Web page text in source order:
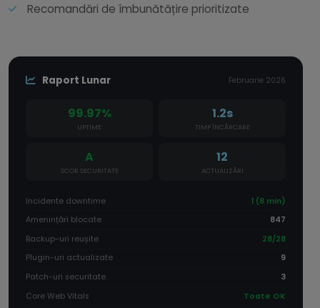
Recomandări de îmbunătățire prioritizate
Raport Lunar Februarie 2026
99.97%
UPTIME
1.2s
TIMP ÎNCĂRCARE
A
SCOR SECURITATE
12
ACTUALIZĂRI
Incidente downtime
1 (8 min)
Amenințări blocate
847
Backup-uri reușite
28/28
Plugin-uri actualizate
9
Patch-uri securitate
3
Core Web Vitals
Toate OK